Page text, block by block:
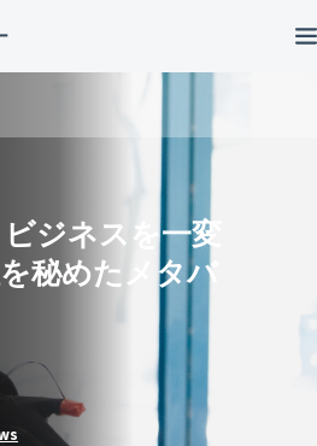
ジネスを一変
秘めたメタバ